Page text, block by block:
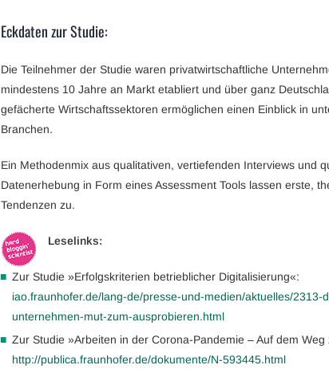
Eckdaten zur Studie:
Die Teilnehmer der Studie waren privatwirtschaftliche
mindestens 10 Jahre an Markt etabliert und über ganz
gefächerte Wirtschaftssektoren ermöglichen einen Einblick in
Branchen.
Ein Methodenmix aus qualitativen, vertiefenden Interviews und
Datenerhebung in Form eines Assessment Tools lassen erste,
Tendenzen zu.
Leselinks:
Zur Studie »Erfolgskriterien betrieblicher Digitalisierung«:
iao.fraunhofer.de/lang-de/presse-und-medien/aktuelles/2313-
unternehmen-mut-zum-ausprobieren.html
Zur Studie »Arbeiten in der Corona-Pandemie – Auf dem Weg
http://publica.fraunhofer.de/dokumente/N-593445.html